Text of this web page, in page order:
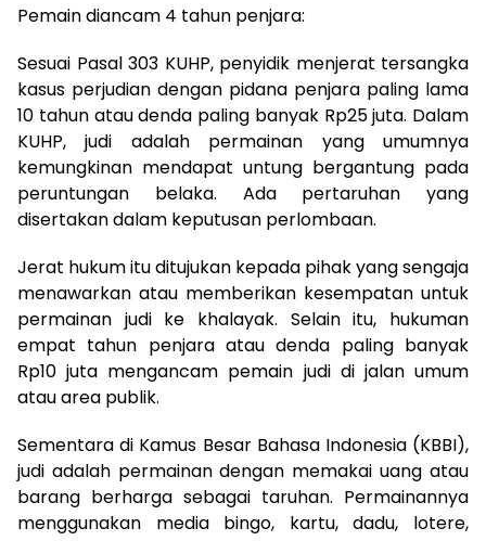
Pemain diancam 4 tahun penjara:
Sesuai Pasal 303 KUHP, penyidik menjerat tersangka
kasus perjudian dengan pidana penjara paling lama
10 tahun atau denda paling banyak Rp25 juta. Dalam
KUHP, judi adalah permainan yang umumnya
kemungkinan mendapat untung bergantung pada
peruntungan belaka. Ada pertaruhan yang
disertakan dalam keputusan perlombaan.
Jerat hukum itu ditujukan kepada pihak yang sengaja
menawarkan atau memberikan kesempatan untuk
permainan judi ke khalayak. Selain itu, hukuman
empat tahun penjara atau denda paling banyak
Rp10 juta mengancam pemain judi di jalan umum
atau area publik.
Sementara di Kamus Besar Bahasa Indonesia (KBBI),
judi adalah permainan dengan memakai uang atau
barang berharga sebagai taruhan. Permainannya
menggunakan media bingo, kartu, dadu, lotere,